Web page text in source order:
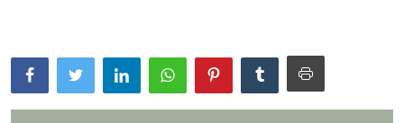
Contact
English